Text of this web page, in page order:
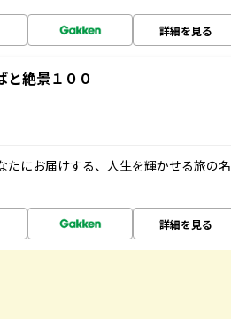
詳細を見る
と絶景１００
にお届けする、人生を輝かせる旅の名
詳細を見る